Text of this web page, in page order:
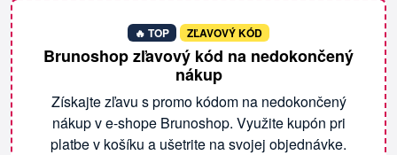
🔥 TOP ZĽAVOVÝ KÓD
Brunoshop zľavový kód na nedokončený
nákup
Získajte zľavu s promo kódom na nedokončený
nákup v e-shope Brunoshop. Využite kupón pri
platbe v košíku a ušetrite na svojej objednávke.